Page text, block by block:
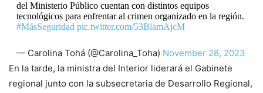
del Ministerio Público cuentan con distintos equipos
tecnológicos para enfrentar al crimen organizado en la región.
#MásSeguridad pic.twitter.com/53BlamAjcM
— Carolina Tohá (@Carolina_Toha) November 28, 2023
En la tarde, la ministra del Interior liderará el Gabinete
regional junto con la subsecretaria de Desarrollo Regional,